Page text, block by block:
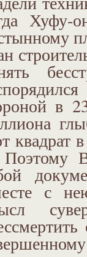
Хуфу-
в
квадрат
с